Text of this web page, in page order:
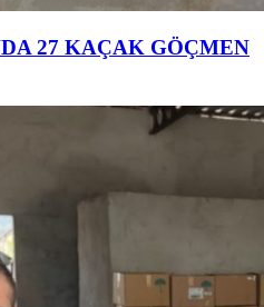
27 KAÇAK GÖÇMEN